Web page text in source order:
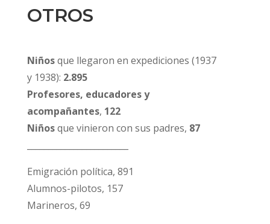
OTROS
Niñosque llegaron en expediciones (1937
y 1938): 2.895
Profesores, educadores y
acompañantes, 122
Niñosque vinieron con sus padres, 87
Emigración política, 891
Alumnos-pilotos, 157
Marineros, 69